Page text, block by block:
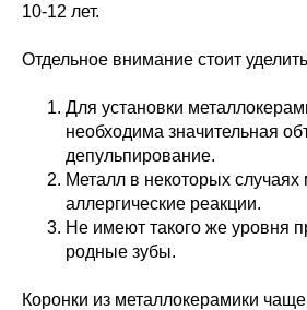
10-12 лет.
Отдельное внимание стоит
Для установки
необходима значительная
депульпирование.
Металл в некоторых
аллергические реакции.
Не имеют такого же уровня
родные зубы.
Коронки из металлокерамики чаще